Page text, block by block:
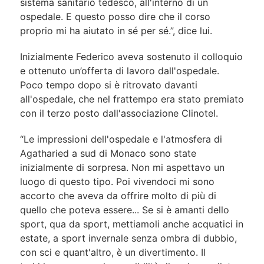
sistema sanitario tedesco, all'interno di un
ospedale. E questo posso dire che il corso
proprio mi ha aiutato in sé per sé.”, dice lui.
Inizialmente Federico aveva sostenuto il colloquio
e ottenuto un’offerta di lavoro dall'ospedale.
Poco tempo dopo si è ritrovato davanti
all'ospedale, che nel frattempo era stato premiato
con il terzo posto dall'associazione Clinotel.
“Le impressioni dell'ospedale e l'atmosfera di
Agatharied a sud di Monaco sono state
inizialmente di sorpresa. Non mi aspettavo un
luogo di questo tipo. Poi vivendoci mi sono
accorto che aveva da offrire molto di più di
quello che poteva essere... Se si è amanti dello
sport, qua da sport, mettiamoli anche acquatici in
estate, a sport invernale senza ombra di dubbio,
con sci e quant'altro, è un divertimento. Il